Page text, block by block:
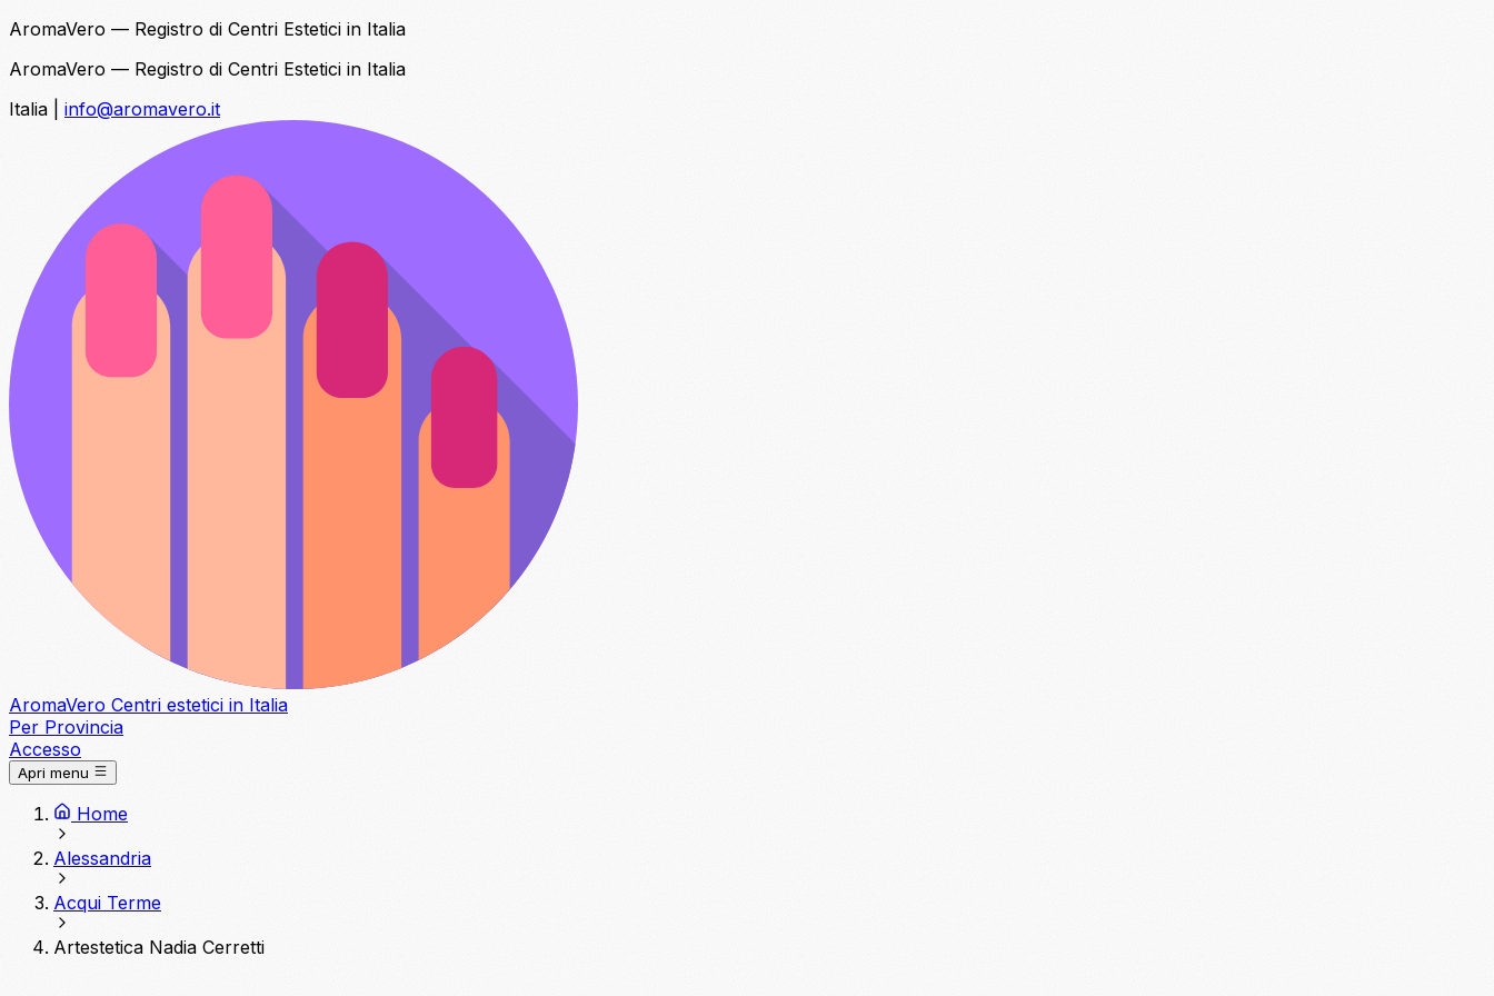
AromaVero — Registro di Centri Estetici in Italia
AromaVero — Registro di Centri Estetici in Italia
Italia
info@aromavero.it
AromaVero Centri estetici in Italia
Per Provincia
Accesso
Apri menu
Home
Alessandria
Acqui Terme
Artestetica Nadia Cerretti